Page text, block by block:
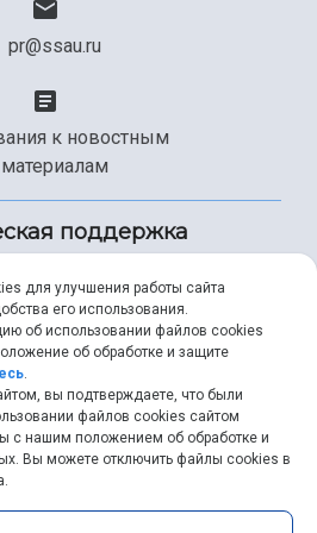
pr@ssau.ru
к новостным
материалам
поддержка
267-49-99
help@ssau.ru
для улучшения работы сайта
его использования.
об использовании файлов cookies
об обработке и защите
.
вы подтверждаете, что были
файлов cookies сайтом
с нашим положением об обработке и
Вы можете отключить файлы cookies в